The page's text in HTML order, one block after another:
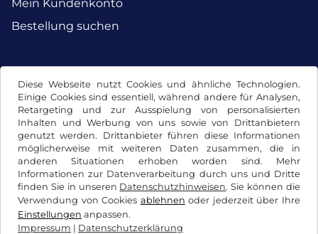
Diese Webseite nutzt Cookies und ähnliche Technologien.
Einige Cookies sind essentiell, während andere für Analysen,
Retargeting und zur Ausspielung von personalisierten
Inhalten und Werbung von uns sowie von Drittanbietern
genutzt werden. Drittanbieter führen diese Informationen
möglicherweise mit weiteren Daten zusammen, die in
anderen Situationen erhoben worden sind. Mehr
Informationen zur Datenverarbeitung durch uns und Dritte
finden Sie in unseren Datenschutzhinweisen. Sie können die
Verwendung von Cookies ablehnen oder jederzeit über Ihre
Einstellungen anpassen.
Impressum | Datenschutzerklärung
Mein Kundenkonto
Bestellung suchen
Facebook Instagram